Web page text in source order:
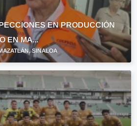
EN PRODUCCIÓN
EN MA...
SINALOA